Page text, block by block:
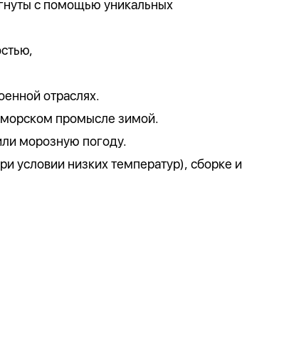
с помощью уникальных
отраслях.
морском промысле зимой.
морозную погоду.
условии низких температур), сборке и